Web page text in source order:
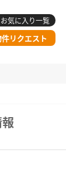
お気に入り一覧
リクエスト